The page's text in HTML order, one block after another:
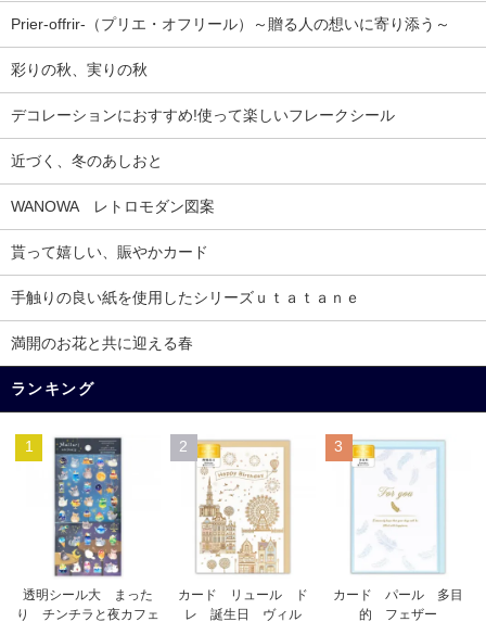
Prier-offrir-（プリエ・オフリール）～贈る人の想いに寄り添う～
彩りの秋、実りの秋
デコレーションにおすすめ!使って楽しいフレークシール
近づく、冬のあしおと
WANOWA レトロモダン図案
貰って嬉しい、賑やかカード
手触りの良い紙を使用したシリーズｕｔａｔａｎｅ
満開のお花と共に迎える春
ランキング
1
透明シール大 まった
り チンチラと夜カフェ
2
カード リュール ド
レ 誕生日 ヴィル
3
カード パール 多目
的 フェザー